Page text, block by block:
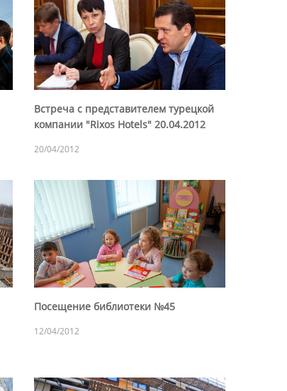
Встреча с представителем турецкой
компании "Rixos Hotels" 20.04.2012
20/04/2012
Посещение библиотеки №45
12/04/2012